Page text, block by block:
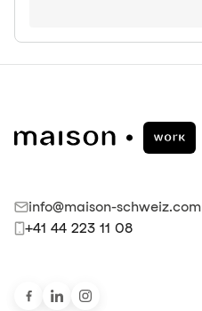
info@maison-schweiz.com
+41 44 223 11 08